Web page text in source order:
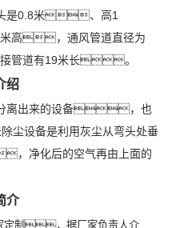
是0.8米、高1
高，通风管道直径为
管道有19米长。
绍
离出来的设备，也
设备是利用灰尘从弯头处垂
，净化后的空气再由上面的
介
定制，据厂家负责人介